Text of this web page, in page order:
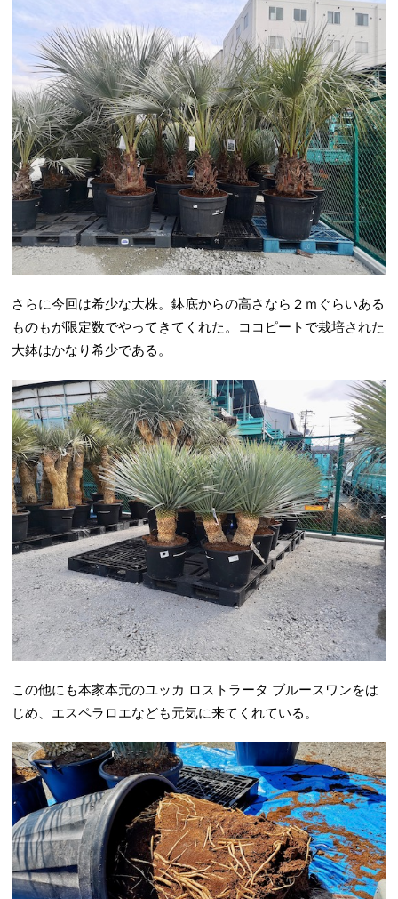
さらに今回は希少な大株。鉢底からの高さなら２ｍぐらいある
ものもが限定数でやってきてくれた。ココピートで栽培された
大鉢はかなり希少である。
この他にも本家本元のユッカ ロストラータ ブルースワンをは
じめ、エスペラロエなども元気に来てくれている。